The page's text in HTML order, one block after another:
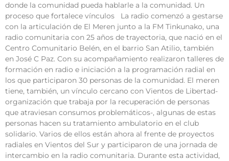
donde la comunidad pueda hablarle a la comunidad. Un
proceso que fortalece vínculos La radio comenzó a gestarse
con la articulación de El Meren junto a la FM Tinkunako, una
radio comunitaria con 25 años de trayectoria, que nació en el
Centro Comunitario Belén, en el barrio San Atilio, también
en José C Paz. Con su acompañamiento realizaron talleres de
formación en radio e iniciación a la programación radial en
los que participaron 30 personas de la comunidad. El meren
tiene, también, un vínculo cercano con Vientos de Libertad-
organización que trabaja por la recuperación de personas
que atraviesan consumos problemáticos-, algunas de estas
personas hacen su tratamiento ambulatorio en el club
solidario. Varios de ellos están ahora al frente de proyectos
radiales en Vientos del Sur y participaron de una jornada de
intercambio en la radio comunitaria. Durante esta actividad,